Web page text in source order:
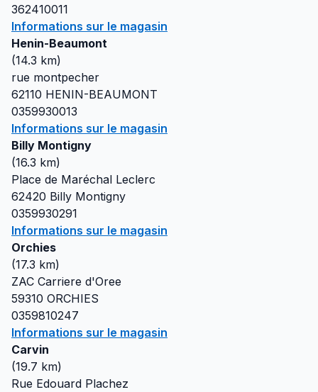
362410011
Informations sur le magasin
Henin-Beaumont
(14.3 km)
rue montpecher
62110 HENIN-BEAUMONT
0359930013
Informations sur le magasin
Billy Montigny
(16.3 km)
Place de Maréchal Leclerc
62420 Billy Montigny
0359930291
Informations sur le magasin
Orchies
(17.3 km)
ZAC Carriere d'Oree
59310 ORCHIES
0359810247
Informations sur le magasin
Carvin
(19.7 km)
Rue Edouard Plachez